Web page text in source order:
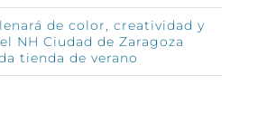
de color, creatividad y
NH Ciudad de Zaragoza
tienda de verano